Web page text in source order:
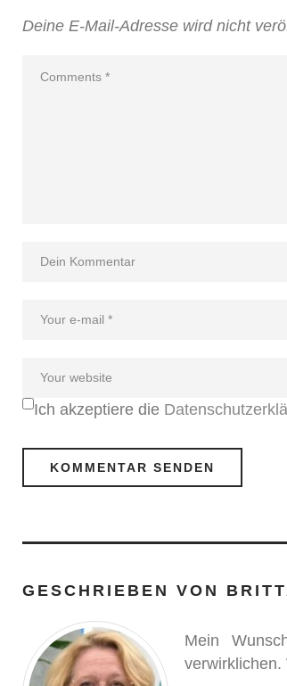
Deine E-Mail-Adresse wird nicht
Ich akzeptiere die
GESCHRIEBEN VON
Mein
verwirklichen.